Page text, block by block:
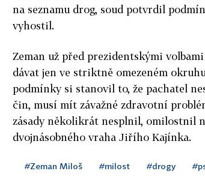
na seznamu drog, soud potvrdil
vyhostil.
Zeman už před prezidentskými
dávat jen ve striktně omezeném
podmínky si stanovil to, že pachatel
čin, musí mít závažné zdravotní
zásady několikrát nesplnil, omilostnil
dvojnásobného vraha Jiřího Kajínka.
#Zeman Miloš #milost #drogy